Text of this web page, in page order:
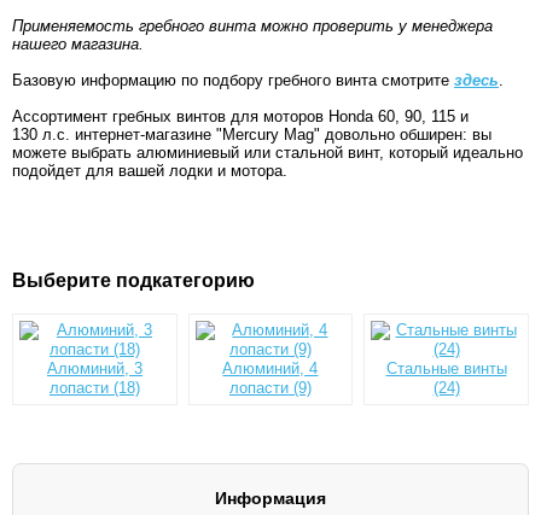
Применяемость гребного винта можно проверить у менеджера
нашего магазина.
Базовую информацию по подбору гребного винта смотрите здесь.
Ассортимент гребных винтов для моторов Honda 60, 90, 115 и
130 л.с. интернет-магазине "Mercury Mag" довольно обширен: вы
можете выбрать алюминиевый или стальной винт, который идеально
подойдет для вашей лодки и мотора.
Выберите подкатегорию
Алюминий, 3
лопасти (18)
Алюминий, 4
лопасти (9)
Стальные винты
(24)
Информация